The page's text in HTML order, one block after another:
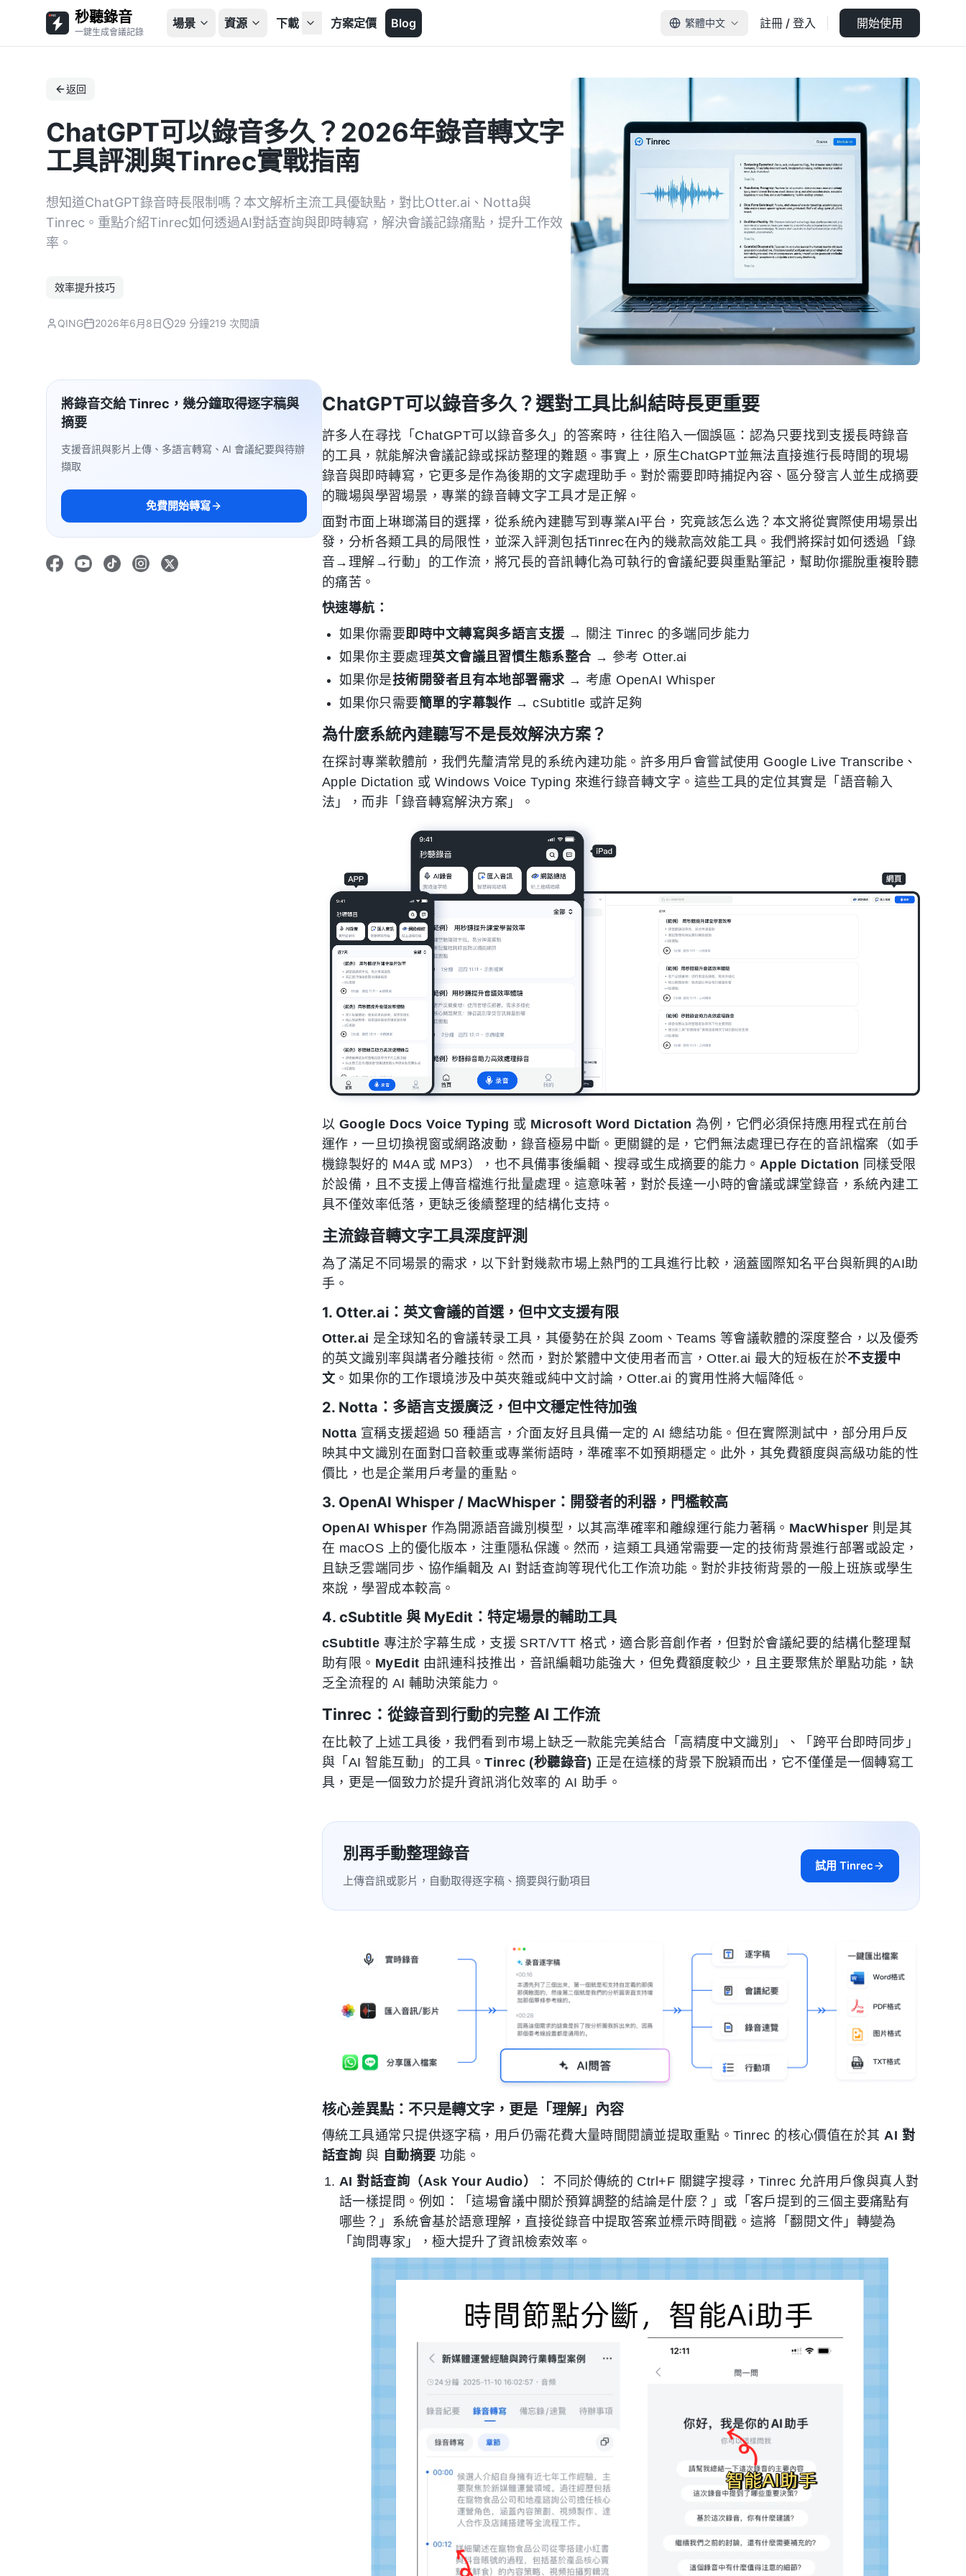
秒聽錄音
一鍵生成會議記錄
場景 資源 下載 方案定價 Blog 繁體中文 註冊 / 登入 開始使用
返回
ChatGPT可以錄音多久？2026年錄音轉文字
工具評測與Tinrec實戰指南
想知道ChatGPT錄音時長限制嗎？本文解析主流工具優缺點，對比Otter.ai、Notta與
Tinrec。重點介紹Tinrec如何透過AI對話查詢與即時轉寫，解決會議記錄痛點，提升工作效
率。
效率提升技巧
QING 2026年6月8日 29 分鐘219 次閱讀
將錄音交給 Tinrec，幾分鐘取得逐字稿與
摘要
支援音訊與影片上傳、多語言轉寫、AI 會議紀要與待辦
擷取
免費開始轉寫
ChatGPT可以錄音多久？選對工具比糾結時長更重要
許多人在尋找「ChatGPT可以錄音多久」的答案時，往往陷入一個誤區：認為只要找到支援長時錄音
的工具，就能解決會議記錄或採訪整理的難題。事實上，原生ChatGPT並無法直接進行長時間的現場
錄音與即時轉寫，它更多是作為後期的文字處理助手。對於需要即時捕捉內容、區分發言人並生成摘要
的職場與學習場景，專業的錄音轉文字工具才是正解。
面對市面上琳瑯滿目的選擇，從系統內建聽写到專業AI平台，究竟該怎么选？本文將從實際使用場景出
發，分析各類工具的局限性，並深入評測包括Tinrec在內的幾款高效能工具。我們將探討如何透過「錄
音→理解→行動」的工作流，將冗長的音訊轉化為可執行的會議紀要與重點筆記，幫助你擺脫重複聆聽
的痛苦。
快速導航：
如果你需要即時中文轉寫與多語言支援 → 關注 Tinrec 的多端同步能力
如果你主要處理英文會議且習慣生態系整合→ 參考 Otter.ai
如果你是技術開發者且有本地部署需求→ 考慮 OpenAI Whisper
如果你只需要簡單的字幕製作 → cSubtitle 或許足夠
為什麼系統內建聽写不是長效解決方案？
在探討專業軟體前，我們先釐清常見的系统內建功能。許多用戶會嘗試使用 Google Live Transcribe、
Apple Dictation 或 Windows Voice Typing 來進行錄音轉文字。這些工具的定位其實是「語音輸入
法」，而非「錄音轉寫解決方案」。
以 Google Docs Voice Typing 或 Microsoft Word Dictation 為例，它們必須保持應用程式在前台
運作，一旦切換視窗或網路波動，錄音極易中斷。更關鍵的是，它們無法處理已存在的音訊檔案（如手
機錄製好的 M4A 或 MP3），也不具備事後編輯、搜尋或生成摘要的能力。 Apple Dictation 同樣受限
於設備，且不支援上傳音檔進行批量處理。這意味著，對於長達一小時的會議或課堂錄音，系統內建工
具不僅效率低落，更缺乏後續整理的結構化支持。
主流錄音轉文字工具深度評測
為了滿足不同場景的需求，以下針對幾款市場上熱門的工具進行比較，涵蓋國際知名平台與新興的AI助
手。
1. Otter.ai：英文會議的首選，但中文支援有限
Otter.ai 是全球知名的會議转录工具，其優勢在於與 Zoom、Teams 等會議軟體的深度整合，以及優秀
的英文識别率與講者分離技術。然而，對於繁體中文使用者而言，Otter.ai 最大的短板在於不支援中
文 。如果你的工作環境涉及中英夾雜或純中文討論，Otter.ai 的實用性將大幅降低。
2. Notta：多語言支援廣泛，但中文穩定性待加強
Notta 宣稱支援超過 50 種語言，介面友好且具備一定的 AI 總結功能。但在實際測試中，部分用戶反
映其中文識別在面對口音較重或專業術語時，準確率不如預期穩定。此外，其免費額度與高級功能的性
價比，也是企業用戶考量的重點。
3. OpenAI Whisper / MacWhisper：開發者的利器，門檻較高
OpenAI Whisper 作為開源語音識別模型，以其高準確率和離線運行能力著稱。 MacWhisper 則是其
在 macOS 上的優化版本，注重隱私保護。然而，這類工具通常需要一定的技術背景進行部署或設定，
且缺乏雲端同步、協作編輯及 AI 對話查詢等現代化工作流功能。對於非技術背景的一般上班族或學生
來說，學習成本較高。
4. cSubtitle 與 MyEdit：特定場景的輔助工具
cSubtitle 專注於字幕生成，支援 SRT/VTT 格式，適合影音創作者，但對於會議紀要的結構化整理幫
助有限。 MyEdit 由訊連科技推出，音訊編輯功能強大，但免費額度較少，且主要聚焦於單點功能，缺
乏全流程的 AI 輔助決策能力。
Tinrec：從錄音到行動的完整 AI 工作流
在比較了上述工具後，我們看到市場上缺乏一款能完美結合「高精度中文識別」、「跨平台即時同步」
與「AI 智能互動」的工具。Tinrec (秒聽錄音) 正是在這樣的背景下脫穎而出，它不僅僅是一個轉寫工
具，更是一個致力於提升資訊消化效率的 AI 助手。
別再手動整理錄音
上傳音訊或影片，自動取得逐字稿、摘要與行動項目
試用 Tinrec
核心差異點：不只是轉文字，更是「理解」內容
傳統工具通常只提供逐字稿，用戶仍需花費大量時間閱讀並提取重點。Tinrec 的核心價值在於其AI 對
話查詢 與 自動摘要 功能。
AI 對話查詢（Ask Your Audio）
： 不同於傳統的 Ctrl+F 關鍵字搜尋，Tinrec 允許用戶像與真人對
話一樣提問。例如：「這場會議中關於預算調整的結論是什麼？」或「客戶提到的三個主要痛點有
哪些？」系統會基於語意理解，直接從錄音中提取答案並標示時間戳。這將「翻閱文件」轉變為
「詢問專家」，極大提升了資訊檢索效率。